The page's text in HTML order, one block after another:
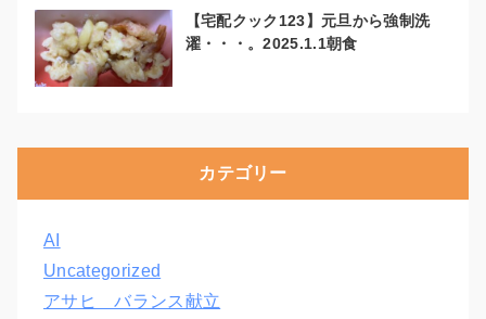
【宅配クック123】元旦から強制洗
濯・・・。2025.1.1朝食
カテゴリー
AI
Uncategorized
アサヒ バランス献立